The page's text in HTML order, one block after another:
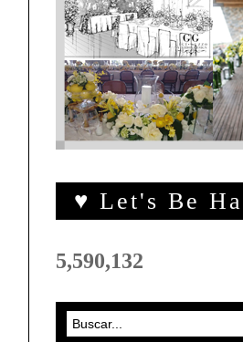
♥ Let's Be
5,590,132